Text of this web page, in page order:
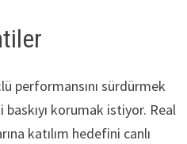
performansını sürdürmek
baskıyı korumak istiyor. Real
katılım hedefini canlı